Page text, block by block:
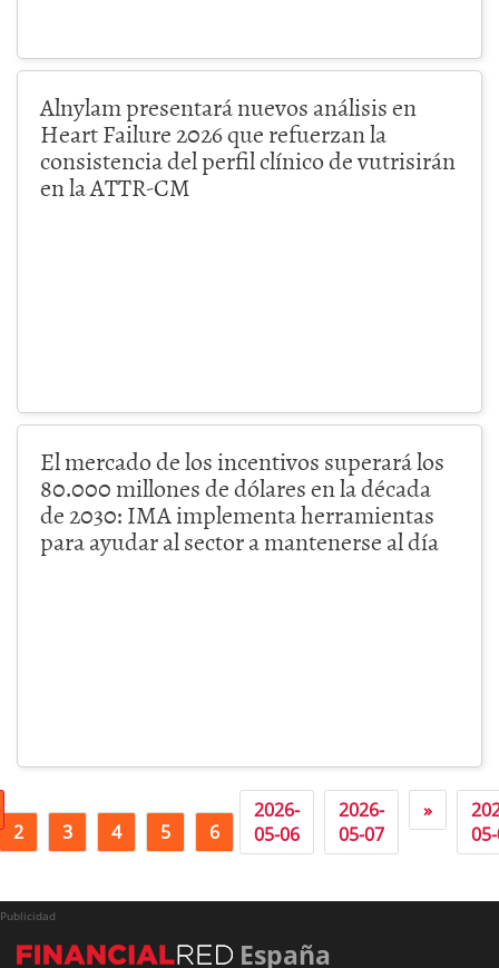
Alnylam presentará nuevos análisis en
Heart Failure 2026 que refuerzan la
consistencia del perfil clínico de vutrisirán
en la ATTR-CM
El mercado de los incentivos superará los
80.000 millones de dólares en la década
de 2030: IMA implementa herramientas
para ayudar al sector a mantenerse al día
2 3 4 5 6 7
2026-
05-06
2026-
05-07
»
Publicidad
España